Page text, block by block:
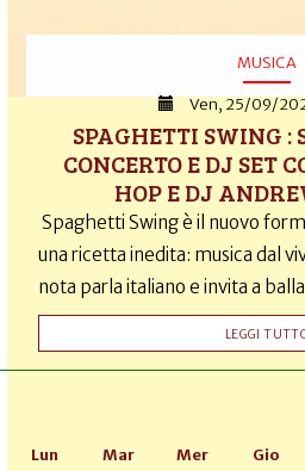
MUSICA
Ven, 25/09/
SPAGHETTI SWING
CONCERTO E DJ SET
HOP E DJ
Spaghetti Swing è il nuovo
una ricetta inedita: musica dal
nota parla italiano e invita a
LEGGI
Lun Mar Mer Gio